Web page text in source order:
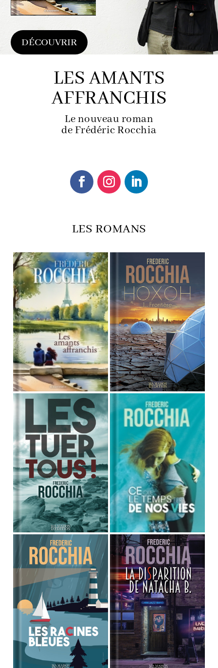
DÉCOUVRIR
LES AMANTS
AFFRANCHIS
Le nouveau roman
de Frédéric Rocchia
LES ROMANS